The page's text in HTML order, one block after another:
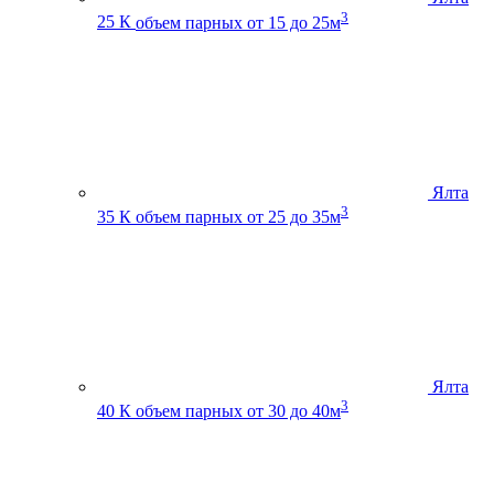
25 К объем парных от 15 до 25м3
Ялта
35 К объем парных от 25 до 35м3
Ялта
40 К объем парных от 30 до 40м3